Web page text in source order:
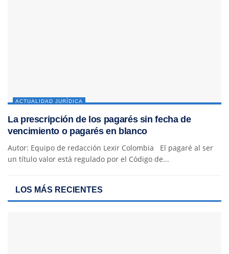
ACTUALIDAD JURÍDICA
La prescripción de los pagarés sin fecha de
vencimiento o pagarés en blanco
Autor: Equipo de redacción Lexir Colombia El pagaré al ser
un título valor está regulado por el Código de...
LOS MÁS RECIENTES